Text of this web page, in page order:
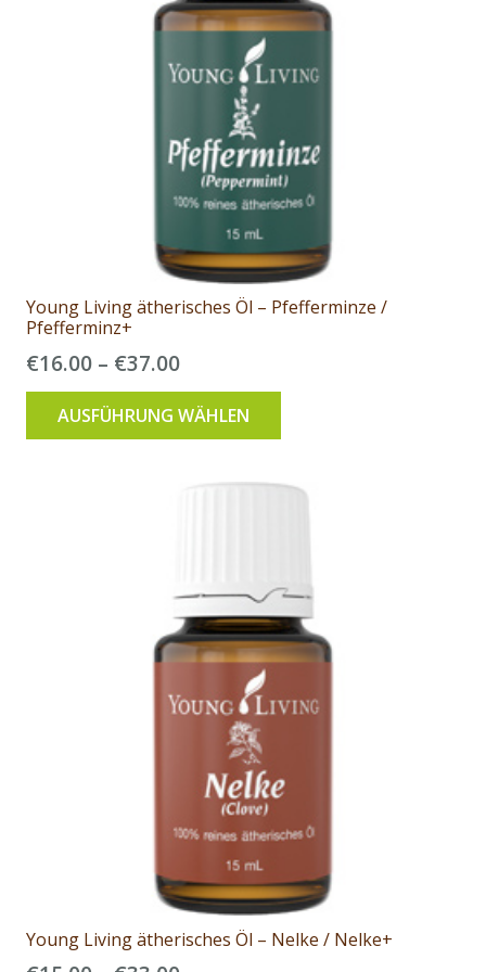
Young Living ätherisches Öl – Pfefferminze /
Pfefferminz+
€16.00 – €37.00Preisspanne:
€16.00
bis
€37.00
AUSFÜHRUNG WÄHLEN
Optionen
können
auf
Produktseite
Young Living ätherisches Öl – Nelke / Nelke+